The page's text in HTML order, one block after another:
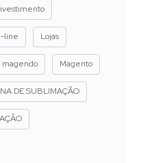
line Lojas
magendo Magento
DE SUBLIMAÇÃO